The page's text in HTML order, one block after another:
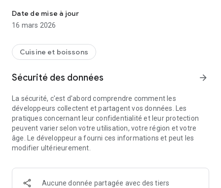
carte
- Tous les salons où des vignerons "nature" sont présent, les
- Tous les cavistes, restaurants, bars à vin où trouver des vins
naturels
toutes les fonctionnalités du site https://vinsnaturels.fr/
Vinsnaturels.fr référence tout ce qui gravite autour du Vin
Naturel : les vignerons, les cavites, restaurants, bar à vin, les
salons
Date de mise à jour
16 mars 2026
Cuisine et boissons
Sécurité des données arrow_forward
La sécurité, c'est d'abord comprendre comment les
développeurs collectent et partagent vos données. Les
pratiques concernant leur confidentialité et leur protection
peuvent varier selon votre utilisation, votre région et votre
âge. Le développeur a fourni ces informations et peut les
modifier ultérieurement.
Aucune donnée partagée avec des tiers